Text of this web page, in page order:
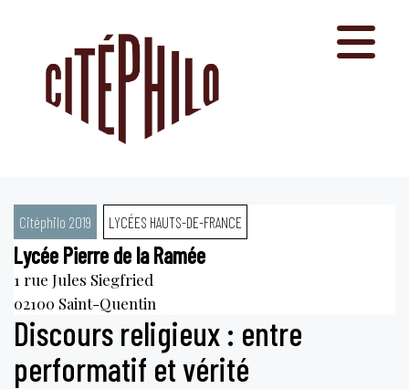
Citéphilo 2019 LYCÉES HAUTS-DE-FRANCE
Lycée Pierre de la Ramée
1 rue Jules Siegfried
02100 Saint-Quentin
Discours religieux : entre
performatif et vérité